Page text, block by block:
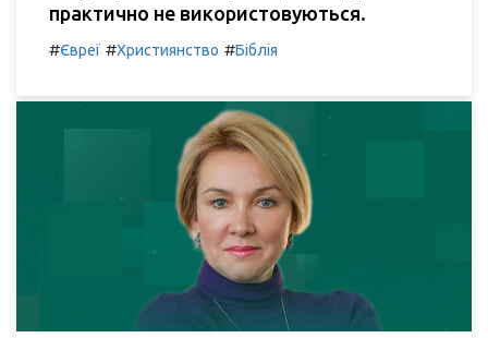
практично не використовуються.
#Євреї #Християнство #Біблія